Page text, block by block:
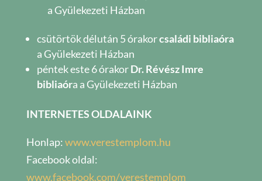
a Gyülekezeti Házban
csütörtök délután 5 órakorcsaládi bibliaóra
a Gyülekezeti Házban
péntek este 6 órakorDr. Révész Imre
bibliaóra a Gyülekezeti Házban
INTERNETES OLDALAINK
Honlap:www.verestemplom.hu
Facebook oldal:
www.facebook.com/verestemplom